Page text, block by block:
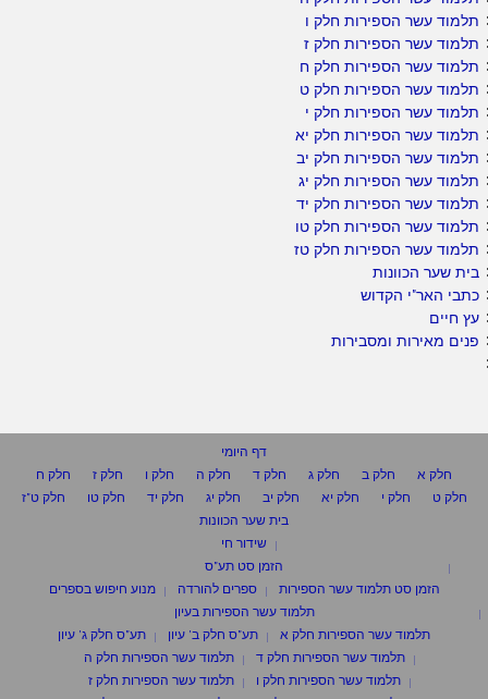
תלמוד עשר הספירות חלק ו
תלמוד עשר הספירות חלק ז
תלמוד עשר הספירות חלק ח
תלמוד עשר הספירות חלק ט
תלמוד עשר הספירות חלק י
תלמוד עשר הספירות חלק יא
תלמוד עשר הספירות חלק יב
תלמוד עשר הספירות חלק יג
תלמוד עשר הספירות חלק יד
תלמוד עשר הספירות חלק טו
תלמוד עשר הספירות חלק טז
בית שער הכוונות
כתבי האר"י הקדוש
עץ חיים
פנים מאירות ומסבירות
דף היומי
חלק א
חלק ב חלק ג חלק ד חלק ה חלק ו חלק ז
חלק ח
חלק ט
חלק י חלק יא חלק יב חלק יג חלק יד חלק טו
חלק ט"ז
בית שער הכוונות
שידור חי
הזמן סט תע"ס
הזמן סט תלמוד עשר הספירות
ספרים להורדה
מנוע חיפוש בספרים
תלמוד עשר הספירות בעיון
תלמוד עשר הספירות חלק א
תע"ס חלק ב' עיון
תע"ס חלק ג' עיון
תלמוד עשר הספירות חלק ד
תלמוד עשר הספירות חלק ה
תלמוד עשר הספירות חלק ו
תלמוד עשר הספירות חלק ז